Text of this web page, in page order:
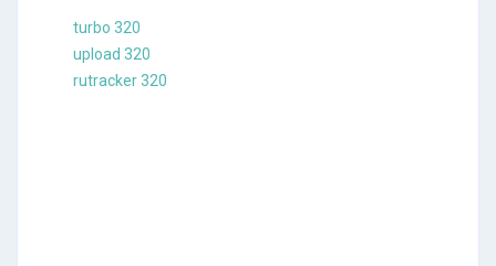
turbo 320
upload 320
rutracker 320